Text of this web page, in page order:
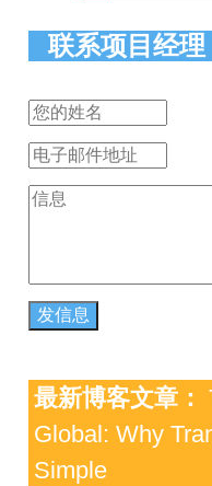
联系项目经理
最新博客文章：
Global: Why
Simple